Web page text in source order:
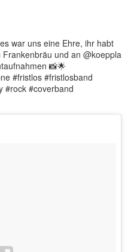
war uns eine Ehre, ihr habt
und an @koeppla
📸🌟
#fristlos #fristlosband
#rock #coverband